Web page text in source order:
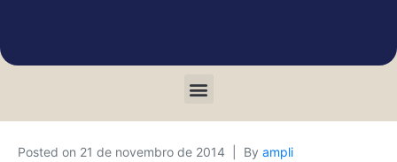
Posted on 21 de novembro de 2014 By ampli